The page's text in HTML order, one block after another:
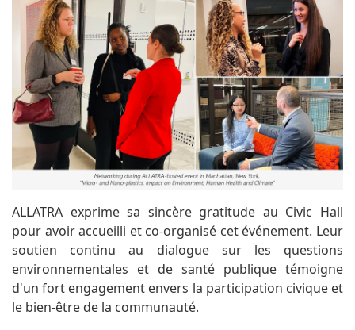
ALLATRA exprime sa sincère gratitude au Civic Hall
pour avoir accueilli et co-organisé cet événement. Leur
soutien continu au dialogue sur les questions
environnementales et de santé publique témoigne
d'un fort engagement envers la participation civique et
le bien-être de la communauté.